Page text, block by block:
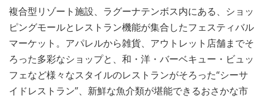
複合型リゾート施設、ラグーナテンボス内にある、ショッ
ピングモールとレストラン機能が集合したフェスティバル
マーケット。アパレルから雑貨、アウトレット店舗までそ
ろった多彩なショップと、和・洋・バーベキュー・ビュッ
フェなど様々なスタイルのレストランがそろった“シーサ
イドレストラン”、新鮮な魚介類が堪能できるおさかな市